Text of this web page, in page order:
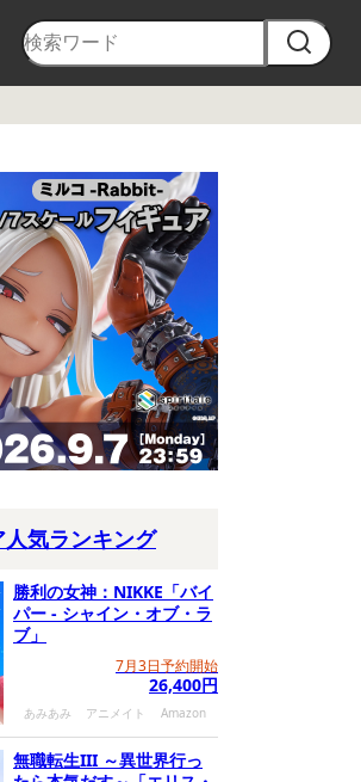
人気ランキング
勝利の女神：NIKKE「バイ
パー - シャイン・オブ・ラ
ブ」
7月3日予約開始
26,400円
あみあみ アニメイト Amazon
無職転生III ～異世界行っ